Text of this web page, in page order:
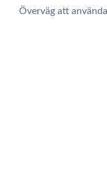
Överväg att